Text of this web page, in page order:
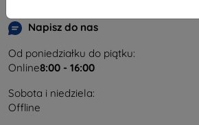
Napisz do nas
Od poniedziałku do piątku:
Online8:00 - 16:00
Sobota i niedziela:
Offline